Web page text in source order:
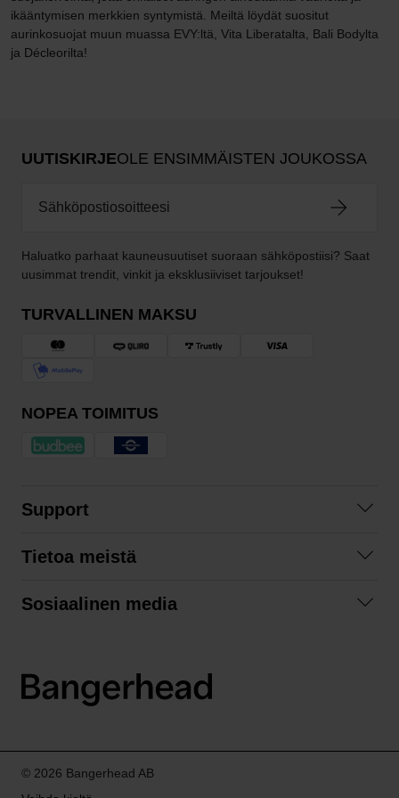
ikääntymisen merkkien syntymistä. Meiltä löydät suositut
aurinkosuojat muun muassa EVY:ltä, Vita Liberatalta, Bali Bodylta
ja Décleorilta!
UUTISKIRJEOLE ENSIMMÄISTEN JOUKOSSA
Haluatko parhaat kauneusuutiset suoraan sähköpostiisi? Saat
uusimmat trendit, vinkit ja eksklusiiviset tarjoukset!
TURVALLINEN MAKSU
NOPEA TOIMITUS
Support
Tilausehdot
Tietoa meistä
Sosiaalinen media
LinkedIn
© 2026 Bangerhead AB